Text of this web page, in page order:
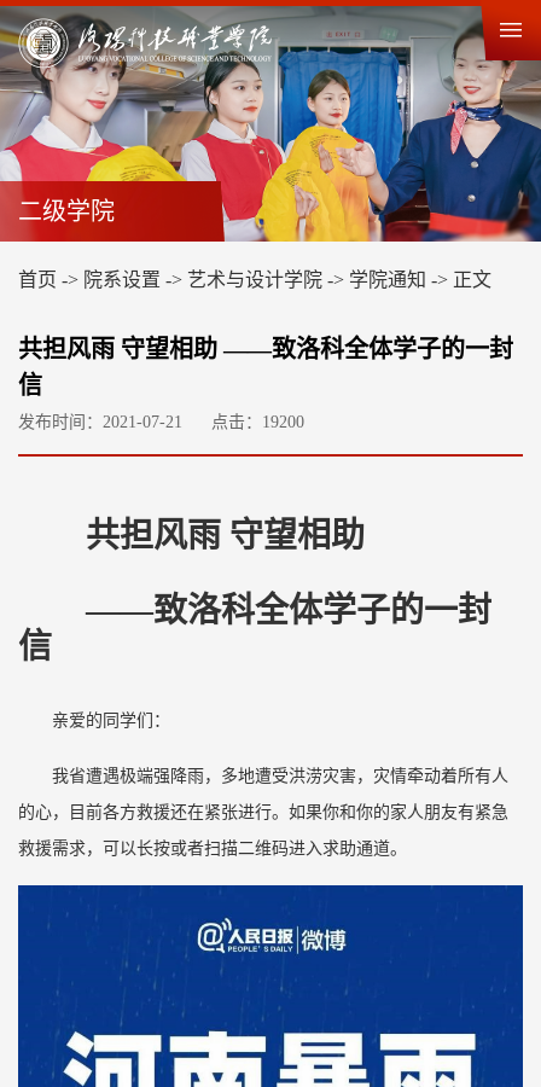
二级学院
首页 -> 院系设置 -> 艺术与设计学院 -> 学院通知 -> 正文
共担风雨 守望相助 ——致洛科全体学子的一封
信
发布时间：2021-07-21 点击： 19200
共担风雨 守望相助
——致洛科全体学子的一封
信
亲爱的同学们：
我省遭遇极端强降雨，多地遭受洪涝灾害，灾情牵动着所有人
的心，目前各方救援还在紧张进行。如果你和你的家人朋友有紧急
救援需求，可以长按或者扫描二维码进入求助通道。